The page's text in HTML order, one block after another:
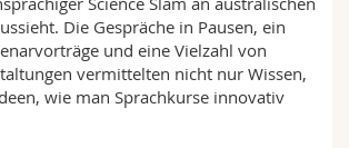
Die Gespräche in Pausen, ein
und eine Vielzahl von
vermittelten nicht nur Wissen,
wie man Sprachkurse innovativ